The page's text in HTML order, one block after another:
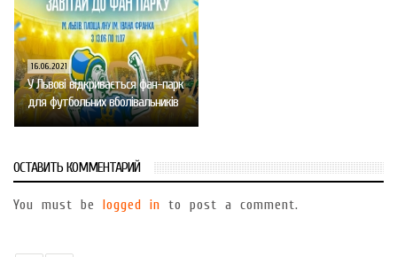
16.06.2021
У Львові відкривається фан-парк
для футбольних вболівальників
ОСТАВИТЬ КОММЕНТАРИЙ
You must be logged in to post a comment.